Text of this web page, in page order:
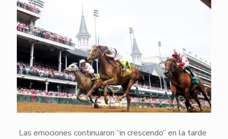
Las emociones continuaron “in crescendo” en la tarde